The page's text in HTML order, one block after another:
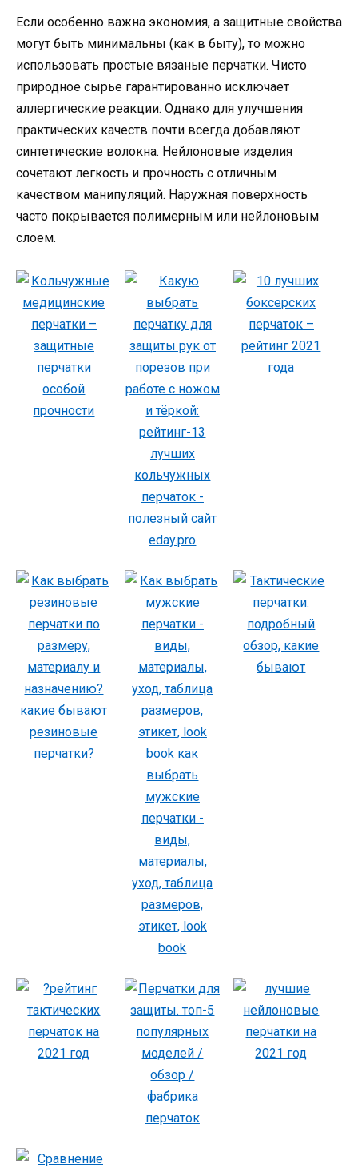
Если особенно важна экономия, а защитные свойства
могут быть минимальны (как в быту), то можно
использовать простые вязаные перчатки. Чисто
природное сырье гарантированно исключает
аллергические реакции. Однако для улучшения
практических качеств почти всегда добавляют
синтетические волокна. Нейлоновые изделия
сочетают легкость и прочность с отличным
качеством манипуляций. Наружная поверхность
часто покрывается полимерным или нейлоновым
слоем.